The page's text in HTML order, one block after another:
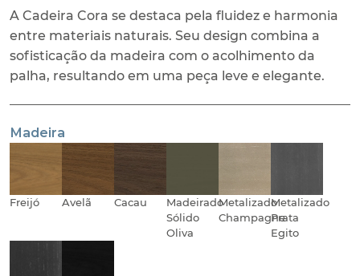
A Cadeira Cora se destaca pela fluidez e harmonia
entre materiais naturais. Seu design combina a
sofisticação da madeira com o acolhimento da
palha, resultando em uma peça leve e elegante.
Madeira
Freijó Avelã Cacau
Madeirado
Sólido
Oliva
Metalizado
Champagne
Metalizado
Prata
Egito